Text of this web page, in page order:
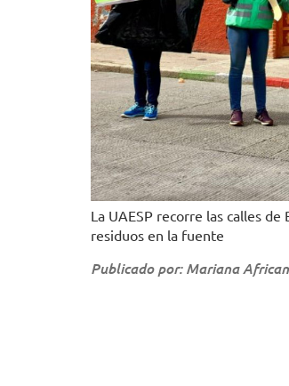
La UAESP recorre las calles
residuos en la fuente
Publicado por: Mariana